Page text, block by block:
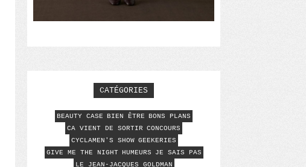
CATÉGORIES
BEAUTY CASE BIEN ÊTRE BONS PLANS
CA VIENT DE SORTIR CONCOURS
CYCLAMEN'S SHOW GEEKERIES
GIVE ME THE NIGHT HUMEURS
JE SAIS PAS
LE JEAN-JACQUES GOLDMAN